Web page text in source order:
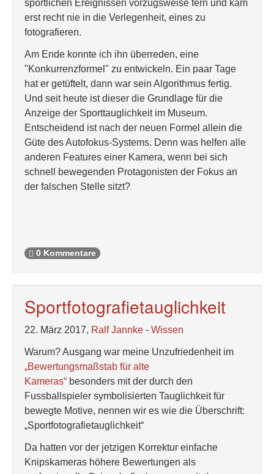
sportlichen Ereignissen vorzugsweise fern und kam
erst recht nie in die Verlegenheit, eines zu
fotografieren.
Am Ende konnte ich ihn überreden, eine
"Konkurrenzformel" zu entwickeln. Ein paar Tage
hat er getüftelt, dann war sein Algorithmus fertig.
Und seit heute ist dieser die Grundlage für die
Anzeige der Sporttauglichkeit im Museum.
Entscheidend ist nach der neuen Formel allein die
Güte des Autofokus-Systems. Denn was helfen alle
anderen Features einer Kamera, wenn bei sich
schnell bewegenden Protagonisten der Fokus an
der falschen Stelle sitzt?
0 Kommentare
Sportfotografietauglichkeit
22. März 2017, Ralf Jannke - Wissen
Warum? Ausgang war meine Unzufriedenheit im
„Bewertungsmaßstab für alte
Kameras“ besonders mit der durch den
Fussballspieler symbolisierten Tauglichkeit für
bewegte Motive, nennen wir es wie die Überschrift:
„Sportfotografietauglichkeit“
Da hatten vor der jetzigen Korrektur einfache
Knipskameras höhere Bewertungen als